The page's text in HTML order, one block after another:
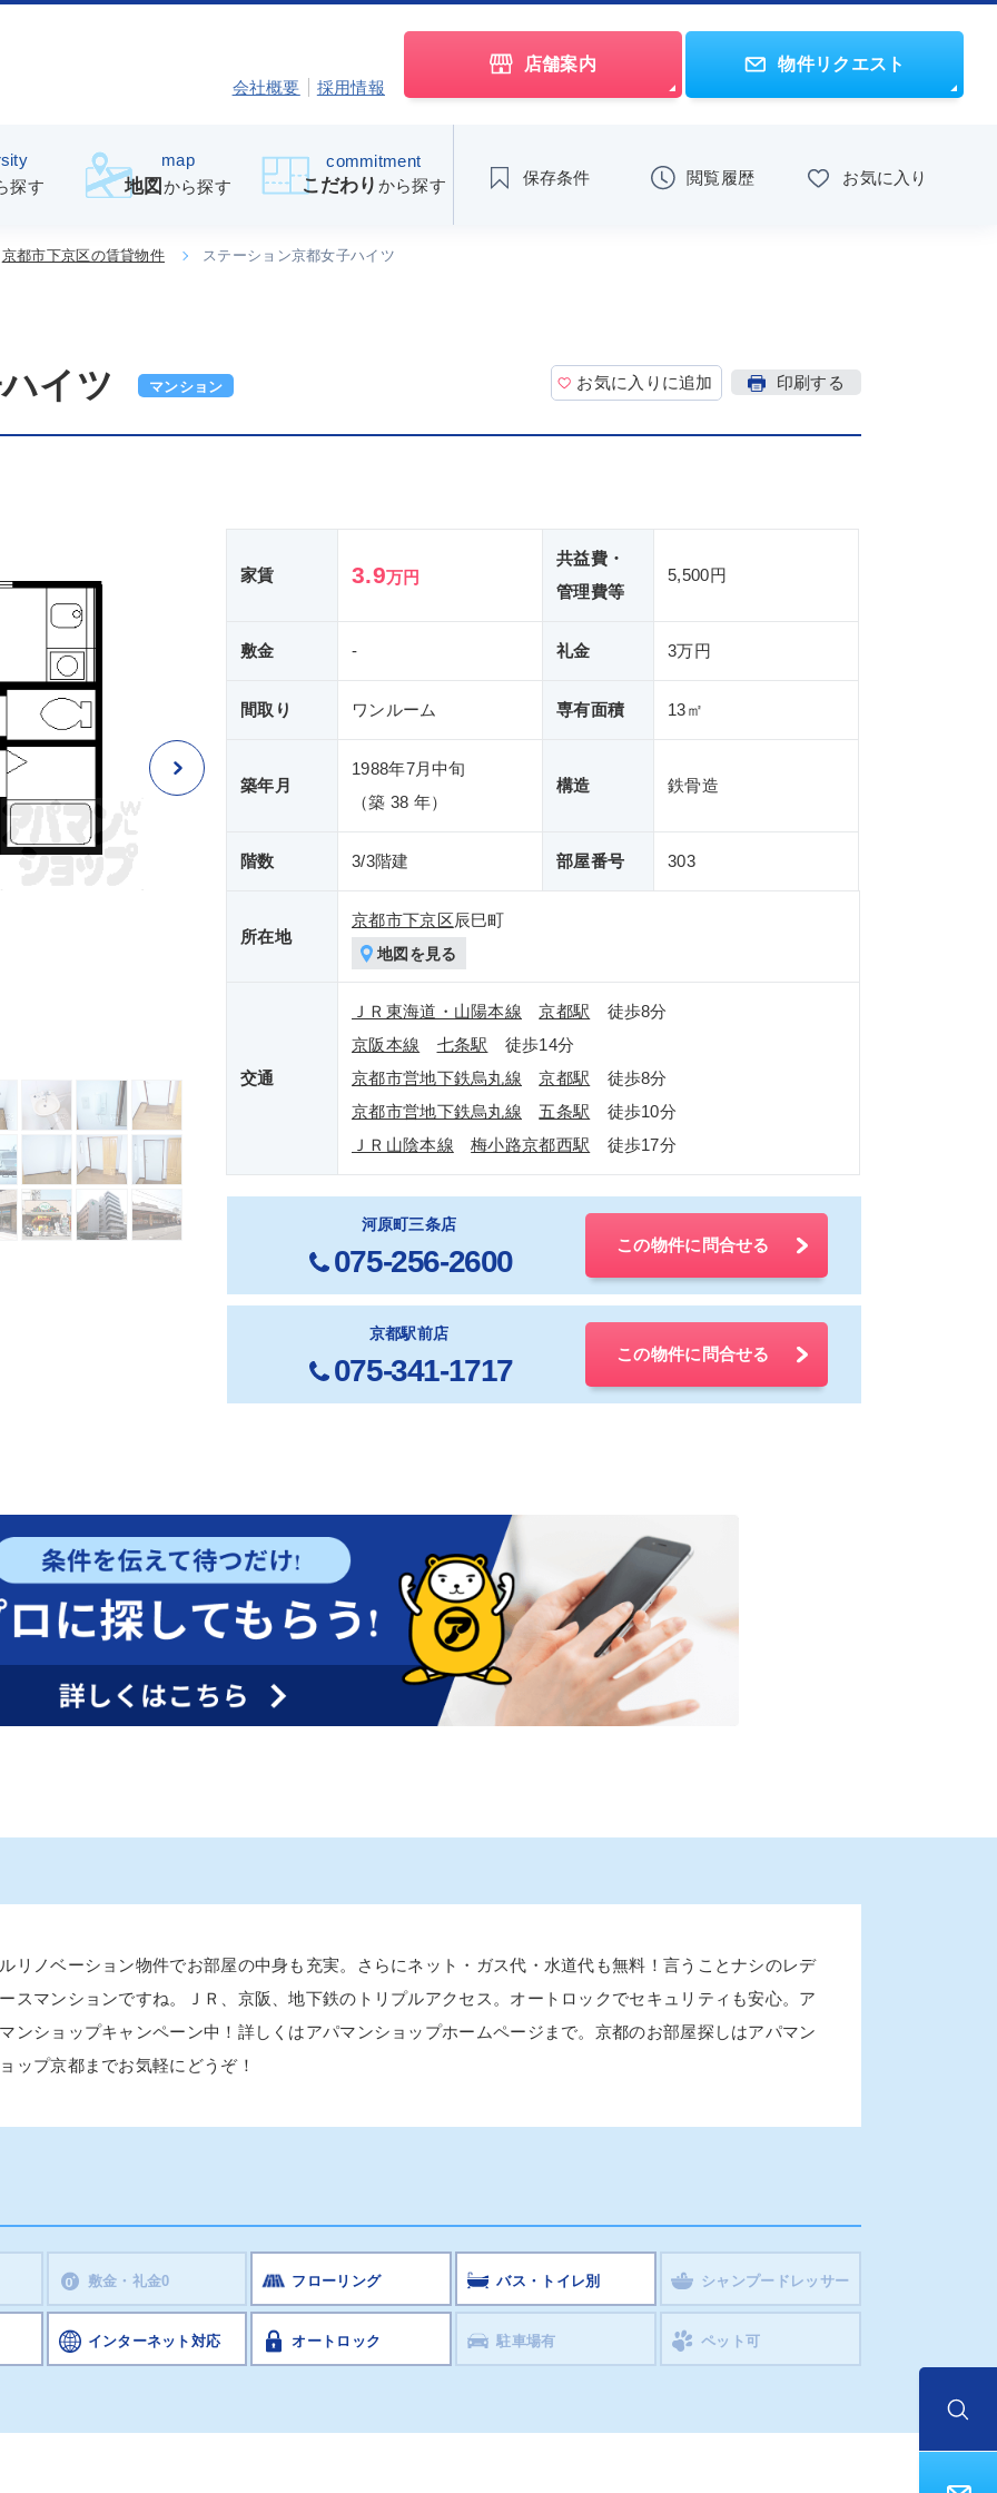
会社概要 採用情報
店舗案内 物件リクエスト
探す
map
地図 から探す
commitment
こだわり から探す 保存条件 閲覧履歴 お気に入り
京都市下京区の賃貸物件 ステーション京都女子ハイツ
マンション
イツ お気に入りに追加 印刷する
家賃 3.9万円
共益費・
管理費等
5,500円
敷金 - 礼金 3万円
間取り ワンルーム 専有面積 13㎡
築年月
1988年7月中旬
（築 38 年）
構造 鉄骨造
階数 3/3階建 部屋番号 303
所在地
京都市下京区辰巳町
地図を見る
交通
ＪＲ東海道・山陽本線 京都駅 徒歩8分
京阪本線
七条駅 徒歩14分
京都市営地下鉄烏丸線
京都駅 徒歩8分
京都市営地下鉄烏丸線
五条駅 徒歩10分
ＪＲ山陰本線
梅小路京都西駅 徒歩17分
河原町三条店
075-256-2600 この物件に問合せる
京都駅前店
075-341-1717 この物件に問合せる
リノベーション物件でお部屋の中身も充実。さらにネット・ガス代・水道代も無料！言うことナシのレデ
スマンションですね。ＪＲ、京阪、地下鉄のトリプルアクセス。オートロックでセキュリティも安心。ア
ンショップキャンペーン中！詳しくはアパマンショップホームページまで。京都のお部屋探しはアパマン
ップ京都までお気軽にどうぞ！
敷金・礼金0 フローリング バス・トイレ別 シャンプードレッサー
インターネット対応 オートロック 駐車場有 ペット可